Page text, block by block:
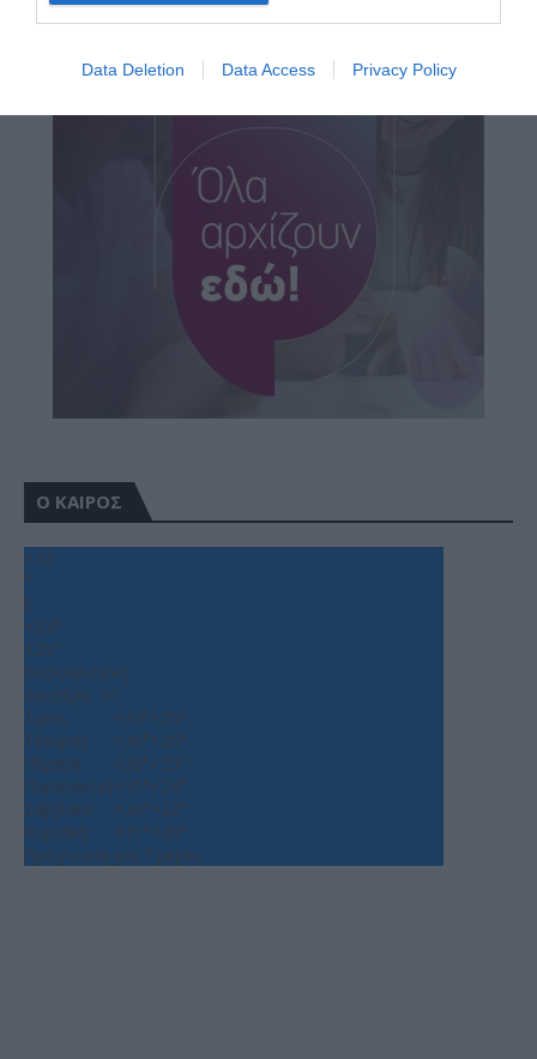
Data Deletion Data Access Privacy Policy
Ο ΚΑΙΡΟΣ
+32
°
C
+33°
+25°
Θεσσαλονίκη
Δευτέρα, 10
Τρίτη
+34°+25°
Τετάρτη
+38°+25°
Πέμπτη
+36°+25°
Παρασκευή+31°+24°
Σάββατο
+30°+22°
Κυριακή
+31°+20°
Πρόγνωση για 7 μέρες